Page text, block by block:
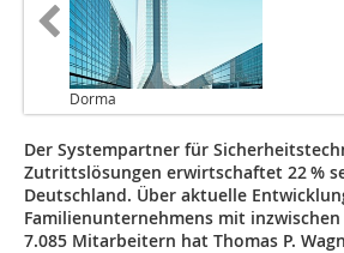
Dorma
Der Systempartner für
Zutrittslösungen erwirtschaftet 22 %
Deutschland. Über aktuelle
Familienunternehmens mit
7.085 Mitarbeitern hat Thomas P.